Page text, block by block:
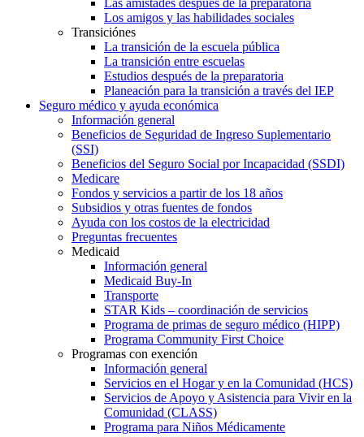
Los amigos y las habilidades sociales
Transiciónes
La transición de la escuela pública
La transición entre escuelas
Estudios después de la preparatoria
Planeación para la transición a través del IEP
Seguro médico y ayuda económica
Información general
Beneficios de Seguridad de Ingreso Suplementario
(SSI)
Beneficios del Seguro Social por Incapacidad (SSDI)
Medicare
Fondos y servicios a partir de los 18 años
Subsidios y otras fuentes de fondos
Ayuda con los costos de la electricidad
Preguntas frecuentes
Medicaid
Información general
Medicaid Buy-In
Transporte
STAR Kids – coordinación de servicios
Programa de primas de seguro médico (HIPP)
Programa Community First Choice
Programas con exención
Información general
Servicios en el Hogar y en la Comunidad (HCS)
Servicios de Apoyo y Asistencia para Vivir en la
Comunidad (CLASS)
Programa para Niños Médicamente